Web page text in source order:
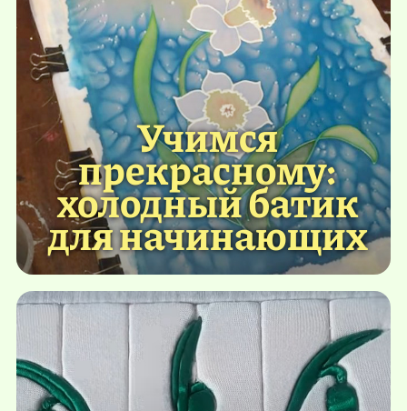
Учимся
прекрасному:
холодный батик
для начинающих